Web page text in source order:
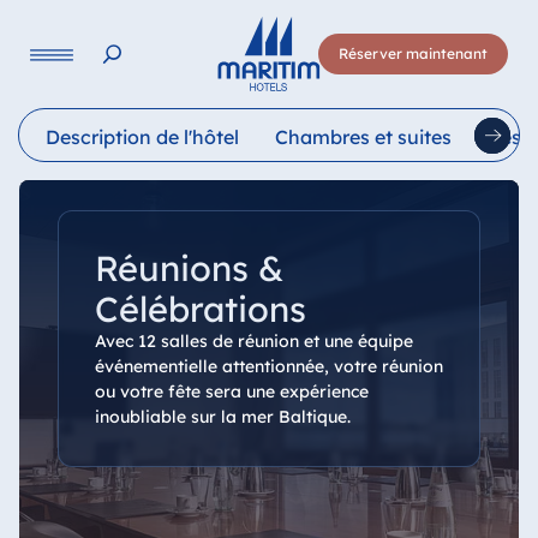
Réserver maintenant
Description de l'hôtel Chambres et suites
Réunions &
Célébrations
Avec 12 salles de réunion et une équipe
événementielle attentionnée, votre réunion
ou votre fête sera une expérience
inoubliable sur la mer Baltique.